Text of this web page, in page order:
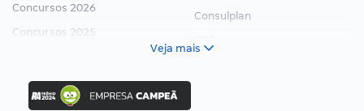
Concursos 2026
Concursos 2025
Concurso Ibama
Concurso MPU
Consulplan
Veja mais